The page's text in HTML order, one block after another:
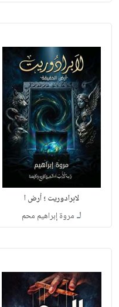
لابرادوريت ؛ أرض ا
لـ مروة إبراهيم محم